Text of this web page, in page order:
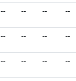
-- -- -- --
-- -- -- --
-- -- -- --